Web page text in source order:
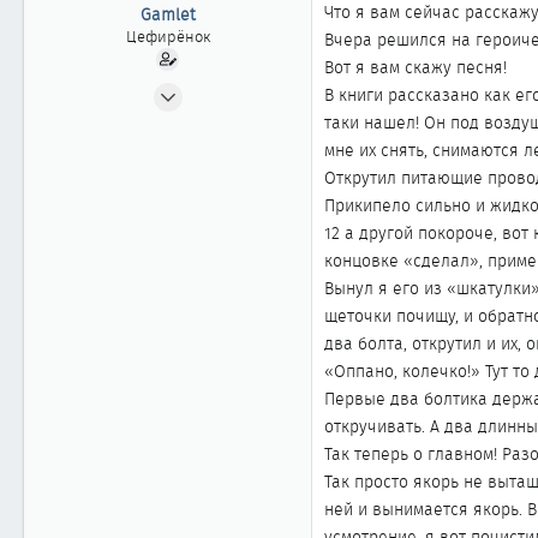
Gamlet
Цефирёнок
Что я вам сейчас
Вчера решился на
Вот я вам скажу песня!
В книги рассказано как
таки нашел! Он под
мне их снять, снимаются
Открутил питающие
Прикипело сильно и
12 а другой покороче,
концовке «сделал»,
Вынул я его из
щеточки почищу, и
два болта, открутил и их,
«Оппано, колечко!» Тут
Первые два болтика
откручивать. А два
Так теперь о главном!
Так просто якорь не
ней и вынимается якорь.